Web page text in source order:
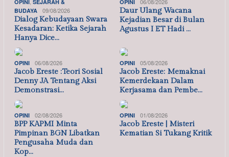
OPINI, SEJARAH &
BUDAYA
09/08/2026
Dialog Kebudayaan Swara
Kesadaran: Ketika Sejarah
Hanya Dice…
OPINI 06/08/2026
Daur Ulang Wacana
Kejadian Besar di Bulan
Agustus I ET Hadi …
OPINI 06/08/2026
Jacob Ereste :Teori Sosial
Denny JA Tentang Aksi
Demonstrasi…
OPINI 05/08/2026
Jacob Ereste: Memaknai
Kemerdekaan Dalam
Kerjasama dan Pembe…
OPINI 02/08/2026
BPP KAPMI Minta
Pimpinan BGN Libatkan
Pengusaha Muda dan
Kop…
OPINI 01/08/2026
Jacob Ereste | Misteri
Kematian Si Tukang Kritik